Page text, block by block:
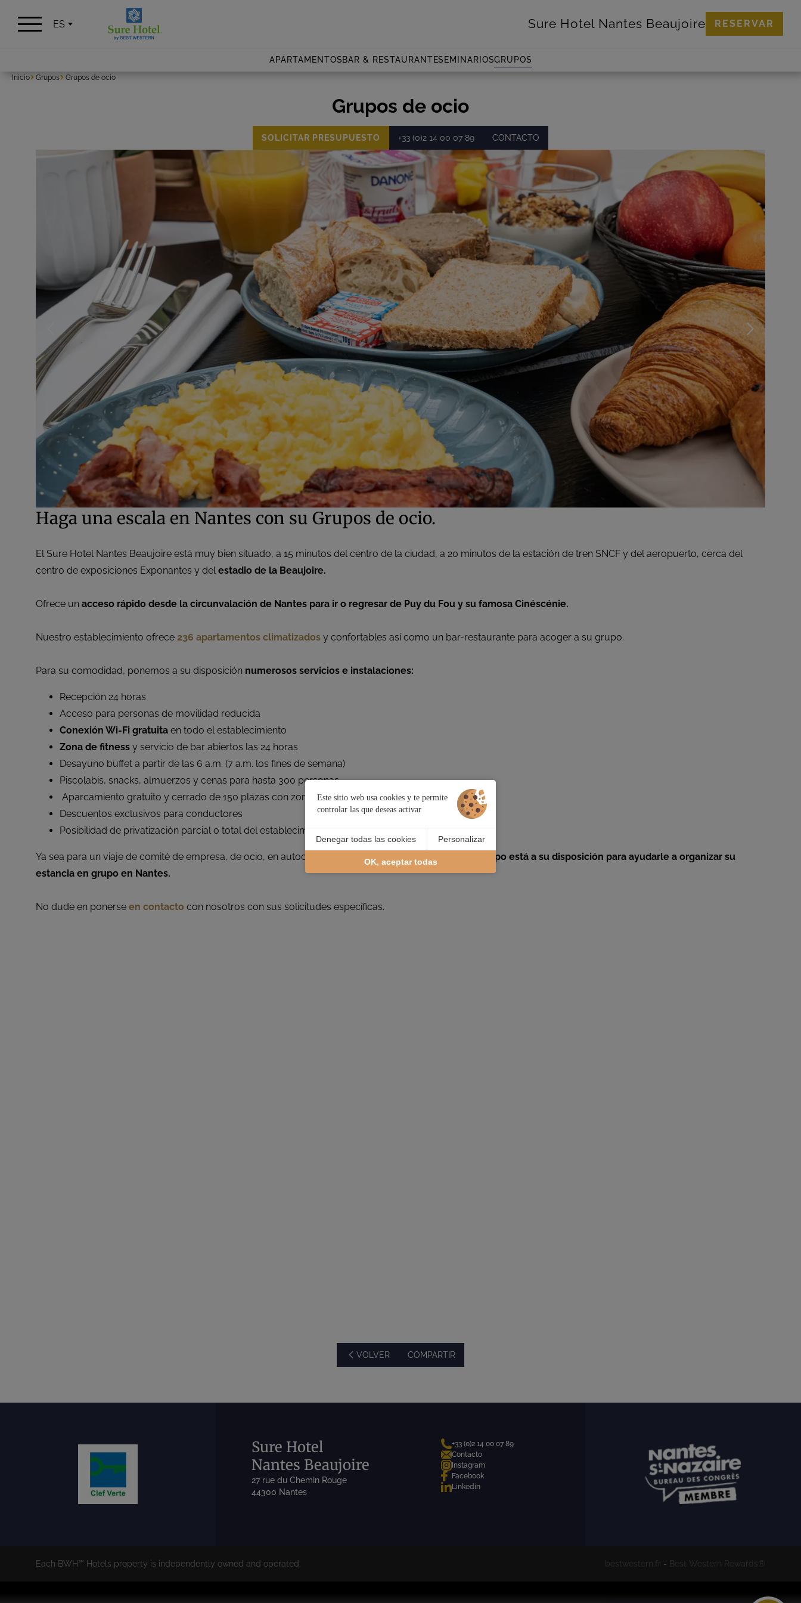
ES Sure Hotel Nantes Beaujoire RESERVAR
APARTAMENTOSBAR & RESTAURANTESEMINARIOSGRUPOS
Inicio Grupos Grupos de ocio
Grupos de ocio
SOLICITAR PRESUPUESTO +33 (0)2 14 00 07 89 CONTACTO
Haga una escala en Nantes con su Grupos de ocio.
El Sure Hotel Nantes Beaujoire está muy bien situado, a 15 minutos del centro de la ciudad, a 20 minutos de la estación de tren SNCF y del aeropuerto, cerca del
centro de exposiciones Exponantes y delestadio de la Beaujoire.
Ofrece un acceso rápido desde la circunvalación de Nantes para ir o regresar de Puy du Fou y su famosa Cinéscénie.
Nuestro establecimiento ofrece 236 apartamentos climatizados y confortables así como un bar-restaurante para acoger a su grupo.
Para su comodidad, ponemos a su disposición numerosos servicios e instalaciones:
Recepción 24 horas
Acceso para personas de movilidad reducida
Conexión Wi-Fi gratuita en todo el establecimiento
Zona de fitness y servicio de bar abiertos las 24 horas
Desayuno buffet a partir de las 6 a.m. (7 a.m. los fines de semana)
Piscolabis, snacks, almuerzos y cenas para hasta 300 personas
Aparcamiento gratuito y cerrado de 150 plazas con zonas para autocares
Descuentos exclusivos para conductores
Posibilidad de privatización parcial o total del establecimiento.
Ya sea para un viaje de comité de empresa, de ocio, en autocar o para personas mayores,
nuestro equipo está a su disposición para ayudarle a organizar su
estancia en grupo en Nantes.
No dude en ponerse en contacto con nosotros con sus solicitudes específicas.
VOLVER COMPARTIR
Sure Hotel
Nantes Beaujoire
27 rue du Chemin Rouge
44300 Nantes
+33 (0)2 14 00 07 89
Contacto
Instagram
Facebook
Linkedin
Each BWH℠ Hotels property is independently owned and operated. bestwestern.fr - Best Western Rewards®
Este sitio web usa cookies y te permite
controlar las que deseas activar
OK, aceptar todas
Denegar todas las cookies Personalizar